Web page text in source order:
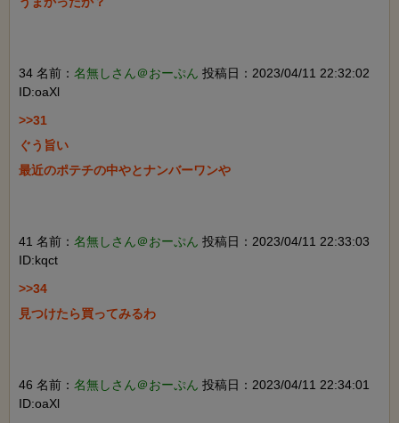
34 名前： 名無しさん＠おーぷん 投稿日：2023/04/11 22:32:02
ID:oaXl
>>31
ぐう旨い
最近のポテチの中やとナンバーワンや
41 名前： 名無しさん＠おーぷん 投稿日：2023/04/11 22:33:03
ID:kqct
>>34
見つけたら買ってみるわ
46 名前： 名無しさん＠おーぷん 投稿日：2023/04/11 22:34:01
ID:oaXl